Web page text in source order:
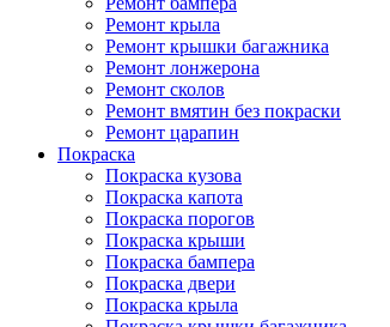
Ремонт крыла
Ремонт крышки багажника
Ремонт лонжерона
Ремонт сколов
Ремонт вмятин без покраски
Ремонт царапин
Покраска
Покраска кузова
Покраска капота
Покраска порогов
Покраска крыши
Покраска бампера
Покраска двери
Покраска крыла